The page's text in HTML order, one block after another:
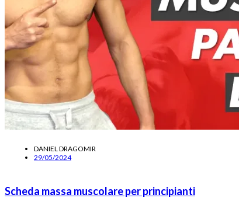
DANIEL DRAGOMIR
29/05/2024
Scheda massa muscolare per principianti